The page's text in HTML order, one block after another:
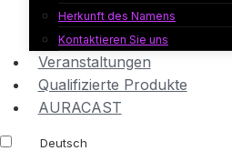
Herkunft des Namens
Kontaktieren Sie uns
Veranstaltungen
Qualifizierte Produkte
AURACAST
Deutsch